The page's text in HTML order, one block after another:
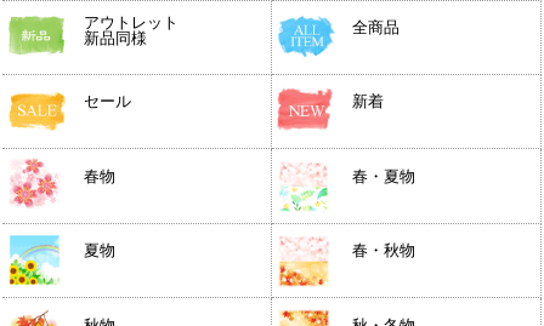
アウトレット
新品同様
全商品
セール 新着
春物 春・夏物
夏物 春・秋物